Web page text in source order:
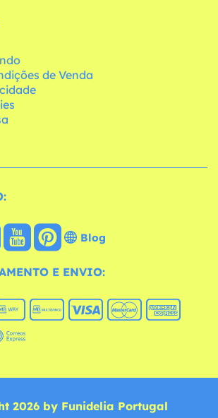
de Venda
Blog
E ENVIO:
2026 by Funidelia Portugal